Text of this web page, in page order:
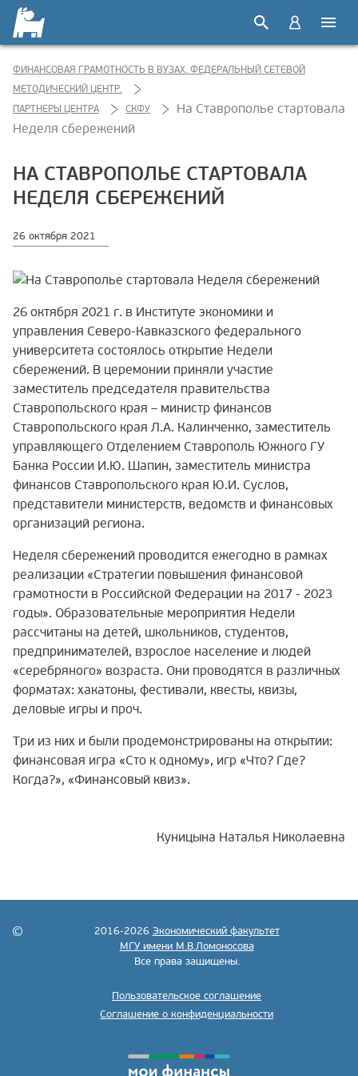
ФИНАНСОВАЯ ГРАМОТНОСТЬ В ВУЗАХ. ФЕДЕРАЛЬНЫЙ СЕТЕВОЙ
МЕТОДИЧЕСКИЙ ЦЕНТР.
ПАРТНЕРЫ ЦЕНТРА
СКФУ
На Ставрополье стартовала
Неделя сбережений
НА СТАВРОПОЛЬЕ СТАРТОВАЛА
НЕДЕЛЯ СБЕРЕЖЕНИЙ
26 октября 2021
26 октября 2021 г. в Институте экономики и
управления Северо-Кавказского федерального
университета состоялось открытие Недели
сбережений. В церемонии приняли участие
заместитель председателя правительства
Ставропольского края – министр финансов
Ставропольского края Л.А. Калинченко, заместитель
управляющего Отделением Ставрополь Южного ГУ
Банка России И.Ю. Шапин, заместитель министра
финансов Ставропольского края Ю.И. Суслов,
представители министерств, ведомств и финансовых
организаций региона.
Неделя сбережений проводится ежегодно в рамках
реализации «Стратегии повышения финансовой
грамотности в Российской Федерации на 2017 - 2023
годы». Образовательные мероприятия Недели
рассчитаны на детей, школьников, студентов,
предпринимателей, взрослое население и людей
«серебряного» возраста. Они проводятся в различных
форматах: хакатоны, фестивали, квесты, квизы,
деловые игры и проч.
Три из них и были продемонстрированы на открытии:
финансовая игра «Сто к одному», игр «Что? Где?
Когда?», «Финансовый квиз».
Куницына Наталья Николаевна
2016-2026 Экономический факультет
МГУ имени М.В.Ломоносова
Все права защищены.
Пользовательское соглашение
Соглашение о конфиденциальности